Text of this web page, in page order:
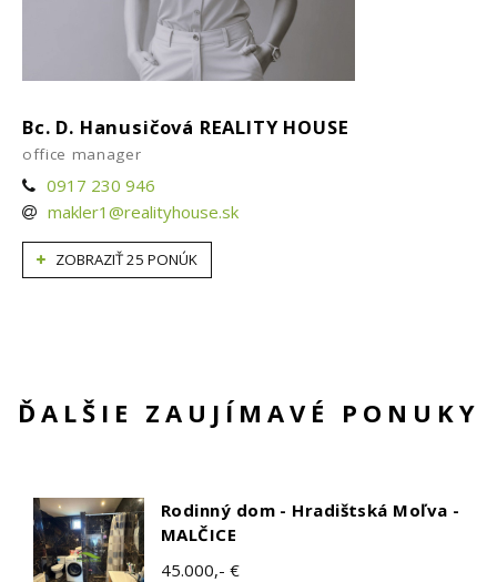
Bc. D. Hanusičová REALITY HOUSE
office manager
0917 230 946
makler1@realityhouse.sk
ZOBRAZIŤ 25 PONÚK
ĎALŠIE ZAUJÍMAVÉ PONUKY
Rodinný dom - Hradištská Moľva -
MALČICE
45.000,- €